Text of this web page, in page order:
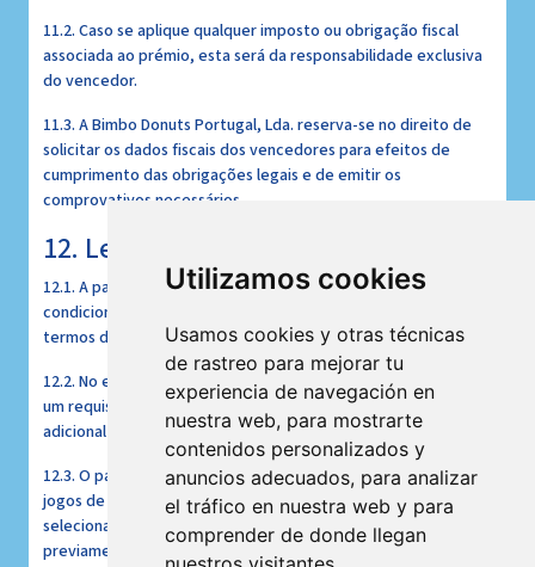
Utilizamos cookies
Usamos cookies y otras técnicas
de rastreo para mejorar tu
experiencia de navegación en
nuestra web, para mostrarte
contenidos personalizados y
anuncios adecuados, para analizar
el tráfico en nuestra web y para
comprender de donde llegan
11.2. Caso se aplique qualquer imposto ou obrigação fiscal
associada ao prémio, esta será da responsabilidade exclusiva
do vencedor.
11.3. A Bimbo Donuts Portugal, Lda. reserva-se no direito de
solicitar os dados fiscais dos vencedores para efeitos de
cumprimento das obrigações legais e de emitir os
comprovativos necessários.
12. Legalidade e Transparência
12.1. A participação no presente passatempo está
condicionada à compra de produtos da família Bimbo®, nos
termos definidos neste regulamento.
12.2. No entanto, a compra destes produtos constitui apenas
um requisito promocional e não implica qualquer pagamento
adicional para efeitos de participação.
12.3. O passatempo não se enquadra no regime jurídico dos
jogos de fortuna ou azar, uma vez que os vencedores são
selecionados com base em critérios objetivos e/ou aleatórios
previamente definidos, garantindo-se a equidade do